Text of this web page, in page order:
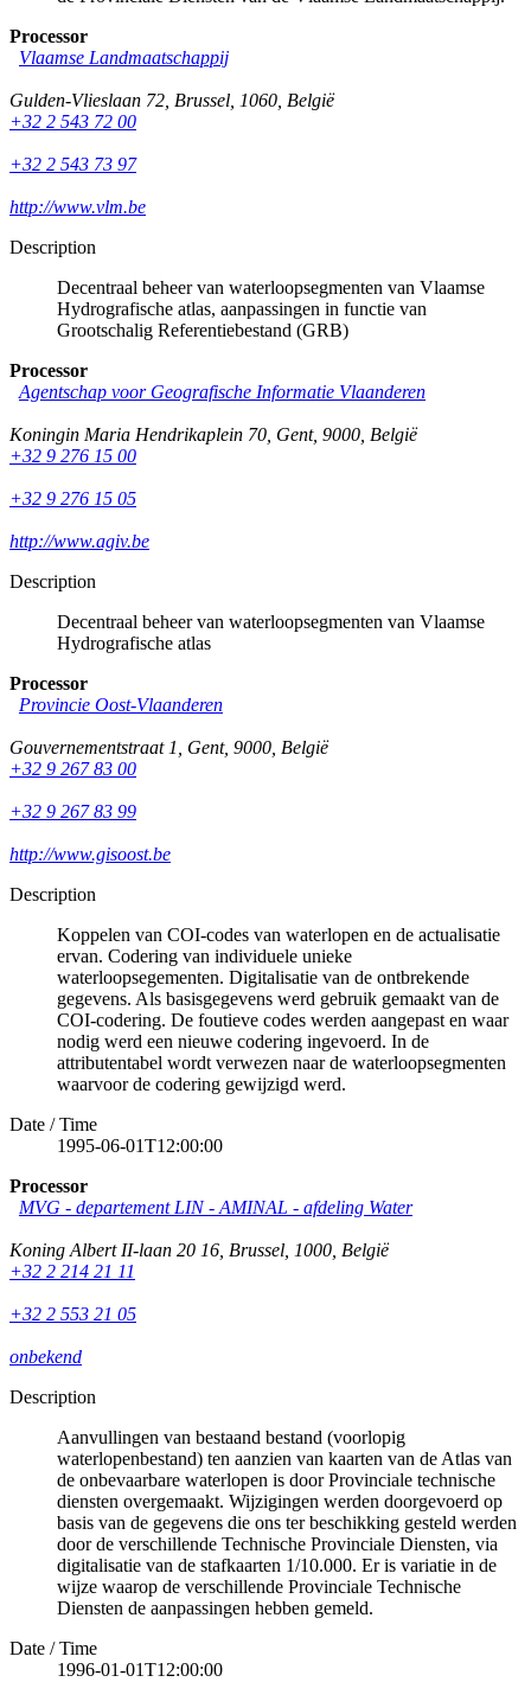
Processor
Vlaamse Landmaatschappij
Gulden-Vlieslaan 72 Brussel 1060 België
+32 2 543 72 00
+32 2 543 73 97
http://www.vlm.be
Description
Decentraal beheer van waterloopsegmenten van Vlaamse
Hydrografische atlas, aanpassingen in functie van
Grootschalig Referentiebestand (GRB)
Processor
Agentschap voor Geografische Informatie Vlaanderen
Koningin Maria Hendrikaplein 70 Gent, 9000 België
+32 9 276 15 00
+32 9 276 15 05
http://www.agiv.be
Description
Decentraal beheer van waterloopsegmenten van Vlaamse
Hydrografische atlas
Processor
Provincie Oost-Vlaanderen
Gouvernementstraat 1 Gent, 9000 België
+32 9 267 83 00
+32 9 267 83 99
http://www.gisoost.be
Description
Koppelen van COI-codes van waterlopen en de actualisatie
ervan. Codering van individuele unieke
waterloopsegementen. Digitalisatie van de ontbrekende
gegevens. Als basisgegevens werd gebruik gemaakt van de
COI-codering. De foutieve codes werden aangepast en waar
nodig werd een nieuwe codering ingevoerd. In de
attributentabel wordt verwezen naar de waterloopsegmenten
waarvoor de codering gewijzigd werd.
Date / Time
1995-06-01T12:00:00
Processor
MVG - departement LIN - AMINAL - afdeling Water
Koning Albert II-laan 20 16 Brussel 1000 België
+32 2 214 21 11
+32 2 553 21 05
onbekend
Description
Aanvullingen van bestaand bestand (voorlopig
waterlopenbestand) ten aanzien van kaarten van de Atlas van
de onbevaarbare waterlopen is door Provinciale technische
diensten overgemaakt. Wijzigingen werden doorgevoerd op
basis van de gegevens die ons ter beschikking gesteld werden
door de verschillende Technische Provinciale Diensten, via
digitalisatie van de stafkaarten 1/10.000. Er is variatie in de
wijze waarop de verschillende Provinciale Technische
Diensten de aanpassingen hebben gemeld.
Date / Time
1996-01-01T12:00:00